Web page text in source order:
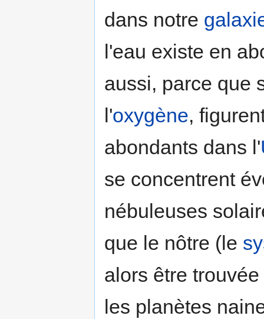
dans notre
l'eau existe en
aussi, parce que
l'oxygène,
abondants dans l'
se concentrent
nébuleuses
que le nôtre (le
alors être
les planètes